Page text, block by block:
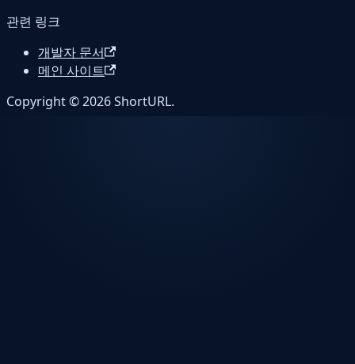
관련 링크
개발자 문서
메인 사이트
Copyright © 2026 ShortURL.